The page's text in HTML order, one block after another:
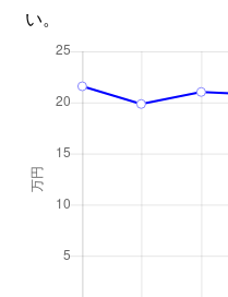
い。